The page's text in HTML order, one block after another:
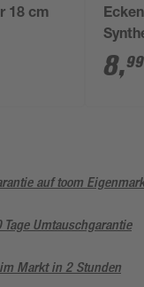
18 cm
mm
8,99
auf toom
Tage Umtauschgarantie
Markt in 2 Stunden